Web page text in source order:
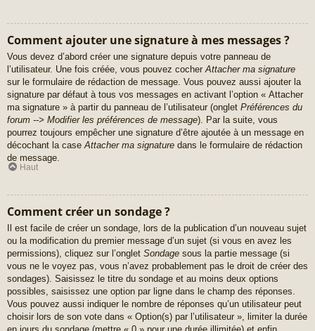
Comment ajouter une signature à mes messages ?
Vous devez d’abord créer une signature depuis votre panneau de
l’utilisateur. Une fois créée, vous pouvez cocher Attacher ma signature
sur le formulaire de rédaction de message. Vous pouvez aussi ajouter la
signature par défaut à tous vos messages en activant l’option « Attacher
ma signature » à partir du panneau de l’utilisateur (onglet Préférences du
forum --> Modifier les préférences de message). Par la suite, vous
pourrez toujours empêcher une signature d’être ajoutée à un message en
décochant la case Attacher ma signature dans le formulaire de rédaction
de message.
Haut
Comment créer un sondage ?
Il est facile de créer un sondage, lors de la publication d’un nouveau sujet
ou la modification du premier message d’un sujet (si vous en avez les
permissions), cliquez sur l’onglet Sondage sous la partie message (si
vous ne le voyez pas, vous n’avez probablement pas le droit de créer des
sondages). Saisissez le titre du sondage et au moins deux options
possibles, saisissez une option par ligne dans le champ des réponses.
Vous pouvez aussi indiquer le nombre de réponses qu’un utilisateur peut
choisir lors de son vote dans « Option(s) par l’utilisateur », limiter la durée